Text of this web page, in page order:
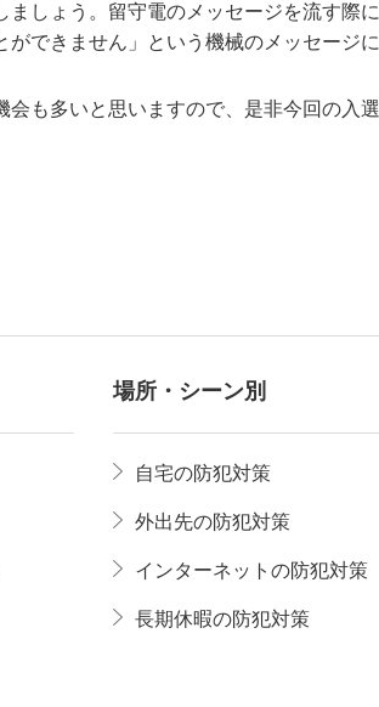
ましょう。留守電のメッセージを流す
できません」という機械のメッセージ
も多いと思いますので、是非今回の入
場所・シーン別
自宅の防犯対策
外出先の防犯対策
インターネットの防犯対策
長期休暇の防犯対策